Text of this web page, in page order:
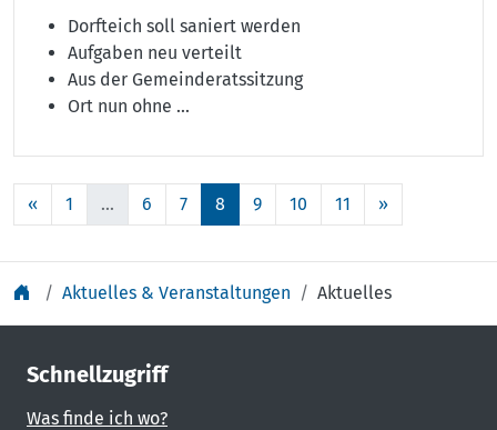
Dorfteich soll saniert werden
Aufgaben neu verteilt
Aus der Gemeinderatssitzung
Ort nun ohne ...
« 1 ... 6 7 8 9 10 11 »
Aktuelles & Veranstaltungen Aktuelles
Schnellzugriff
Was finde ich wo?